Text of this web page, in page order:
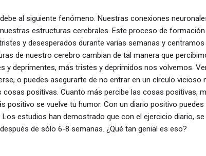
al siguiente fenómeno. Nuestras conexiones
estructuras cerebrales. Este proceso de
y desesperados durante varias semanas y
de nuestro cerebro cambian de tal manera que
deprimentes, más tristes y deprimidos nos volvemos.
o puedes asegurarte de no entrar en un círculo vicioso
positivas. Cuanto más percibe las cosas positivas,
positivo se vuelve tu humor. Con un diario positivo
estudios han demostrado que con el ejercicio diario,
de sólo 6-8 semanas. ¿Qué tan genial es eso?